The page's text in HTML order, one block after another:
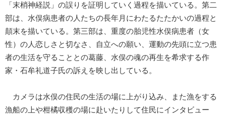
「末梢神経説」の誤りを証明していく過程を描いている。第二
部は、水俣病患者の人たちの長年月にわたるたたかいの過程と
顛末を描いている。第三部は、重度の胎児性水俣病患者（女
性）の人恋しさと切なさ、自立への願い、運動の先頭に立つ患
者の生活を守ることとの葛藤、水俣の魂の再生を希求する作
家・石牟礼道子氏の訴えを映し出している。
カメラは水俣の住民の生活の場に上がり込み、また漁をする
漁船の上や柑橘収穫の場に赴いたりして住民にインタビュー